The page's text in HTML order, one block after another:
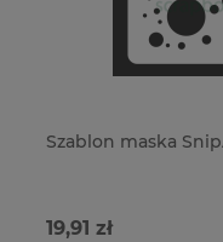
Szablon maska
19,91 zł